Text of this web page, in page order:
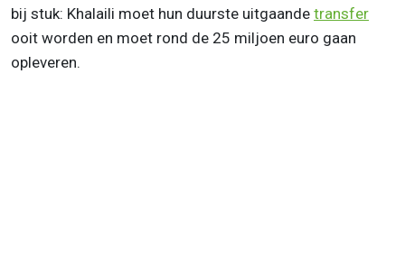
bij stuk: Khalaili moet hun duurste uitgaande transfer
ooit worden en moet rond de 25 miljoen euro gaan
opleveren.